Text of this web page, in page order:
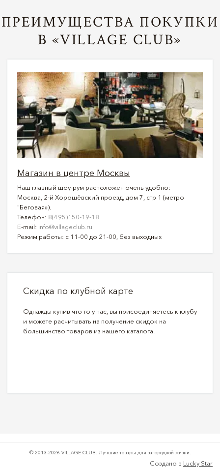
ПРЕИМУЩЕСТВА ПОКУПКИ
В «VILLAGE CLUB»
Магазин в центре Москвы
Наш главный шоу-рум расположен очень удобно:
Москва, 2-й Хорошёвский проезд, дом 7, стр 1 (метро
"Беговая»).
Телефон: 8(495)150-19-18
E-mail: info@villageclub.ru
Режим работы: с 11-00 до 21-00, без выходных
Скидка по клубной карте
Однажды купив что то у нас, вы присоединяетесь к клубу
и можете расчитывать на получение скидок на
большинство товаров из нашего каталога.
© 2013-2026 VILLAGE CLUB. Лучшие товары для загородной жизни.
Создано в Lucky Star